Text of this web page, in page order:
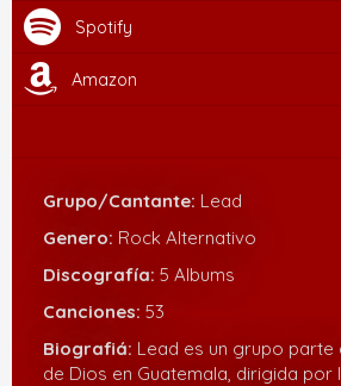
Spotify
Amazon
Grupo/Cantante: Lead
Genero: Rock Alternativo
Discografía: 5 Albums
Canciones: 53
Biografiá: Lead es un grupo parte
de Dios en Guatemala, dirigida por